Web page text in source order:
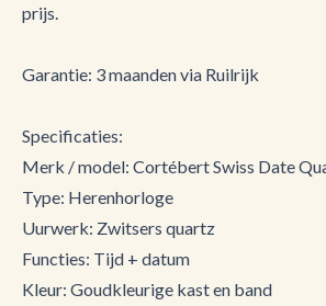
prijs.
Garantie: 3 maanden via Ruilrijk
Specificaties:
Merk / model: Cortébert Swiss Date
Type: Herenhorloge
Uurwerk: Zwitsers quartz
Functies: Tijd + datum
Kleur: Goudkleurige kast en band